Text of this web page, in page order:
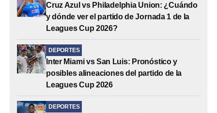
Cruz Azul vs Philadelphia Union: ¿Cuándo
y dónde ver el partido de Jornada 1 de la
Leagues Cup 2026?
DEPORTES
Inter Miami vs San Luis: Pronóstico y
posibles alineaciones del partido de la
Leagues Cup 2026
DEPORTES